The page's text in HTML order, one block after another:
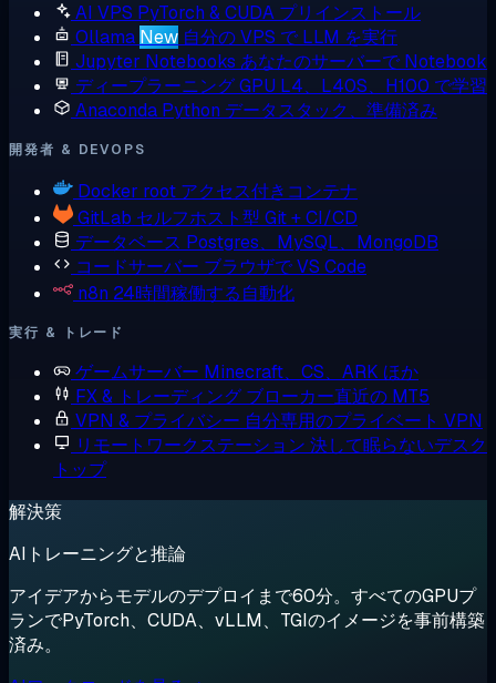
AI VPS PyTorch & CUDA プリインストール
Ollama New 自分の VPS で LLM を実行
Jupyter Notebooks あなたのサーバーで Notebook
ディープラーニング GPU L4、L40S、H100 で学習
Anaconda Python データスタック、準備済み
開発者 & DEVOPS
Docker root アクセス付きコンテナ
GitLab セルフホスト型 Git + CI/CD
データベース Postgres、MySQL、MongoDB
コードサーバー ブラウザで VS Code
n8n 24時間稼働する自動化
実行 & トレード
ゲームサーバー Minecraft、CS、ARK ほか
FX & トレーディング ブローカー直近の MT5
VPN & プライバシー 自分専用のプライベート VPN
リモートワークステーション 決して眠らないデスク
トップ
解決策
AIトレーニングと推論
アイデアからモデルのデプロイまで60分。すべてのGPUプ
ランでPyTorch、CUDA、vLLM、TGIのイメージを事前構築
済み。